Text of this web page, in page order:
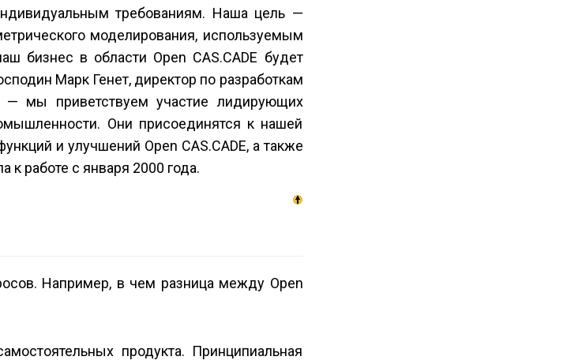
требованиям. Наша цель —
моделирования, используемым
бизнес в области Open CAS.CADE будет
Марк Генет, директор по разработкам
— мы приветствуем участие лидирующих
Они присоединятся к нашей
и улучшений Open CAS.CADE, а также
к работе с января 2000 года.
Например, в чем разница между Open
продукта. Принципиальная